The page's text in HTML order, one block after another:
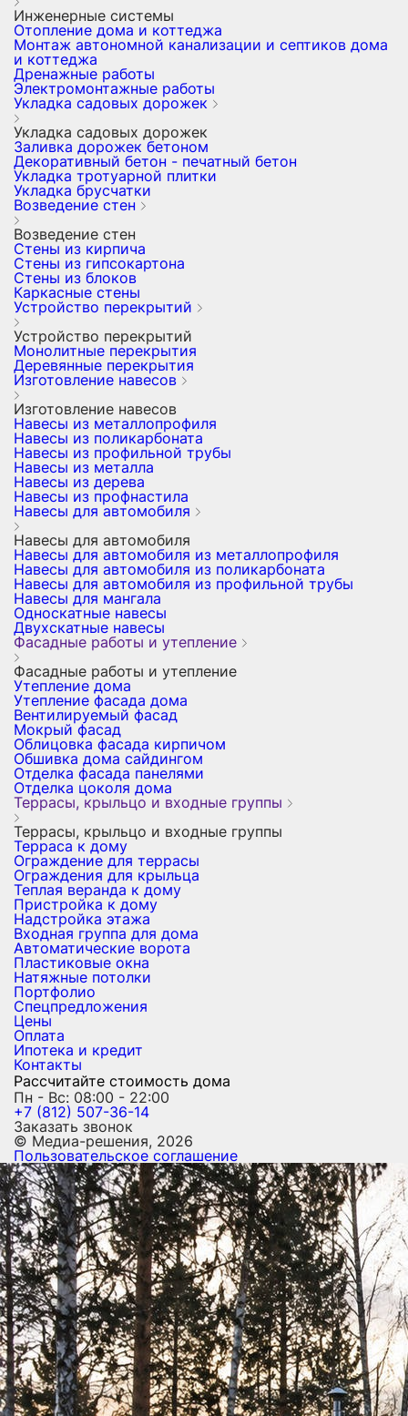
Инженерные системы
Отопление дома и коттеджа
Монтаж автономной канализации и септиков дома
и коттеджа
Дренажные работы
Электромонтажные работы
Укладка садовых дорожек
Укладка садовых дорожек
Заливка дорожек бетоном
Декоративный бетон - печатный бетон
Укладка тротуарной плитки
Укладка брусчатки
Возведение стен
Возведение стен
Стены из кирпича
Стены из гипсокартона
Стены из блоков
Каркасные стены
Устройство перекрытий
Устройство перекрытий
Монолитные перекрытия
Деревянные перекрытия
Изготовление навесов
Изготовление навесов
Навесы из металлопрофиля
Навесы из поликарбоната
Навесы из профильной трубы
Навесы из металла
Навесы из дерева
Навесы из профнастила
Навесы для автомобиля
Навесы для автомобиля
Навесы для автомобиля из металлопрофиля
Навесы для автомобиля из поликарбоната
Навесы для автомобиля из профильной трубы
Навесы для мангала
Односкатные навесы
Двухскатные навесы
Фасадные работы и утепление
Фасадные работы и утепление
Утепление дома
Утепление фасада дома
Вентилируемый фасад
Мокрый фасад
Облицовка фасада кирпичом
Обшивка дома сайдингом
Отделка фасада панелями
Отделка цоколя дома
Террасы, крыльцо и входные группы
Террасы, крыльцо и входные группы
Терраса к дому
Ограждение для террасы
Ограждения для крыльца
Теплая веранда к дому
Пристройка к дому
Надстройка этажа
Входная группа для дома
Автоматические ворота
Пластиковые окна
Натяжные потолки
Портфолио
Спецпредложения
Цены
Оплата
Ипотека и кредит
Контакты
Рассчитайте стоимость дома
Пн - Вс: 08:00 - 22:00
+7 (812) 507-36-14
Заказать звонок
© Медиа-решения, 2026
Пользовательское соглашение